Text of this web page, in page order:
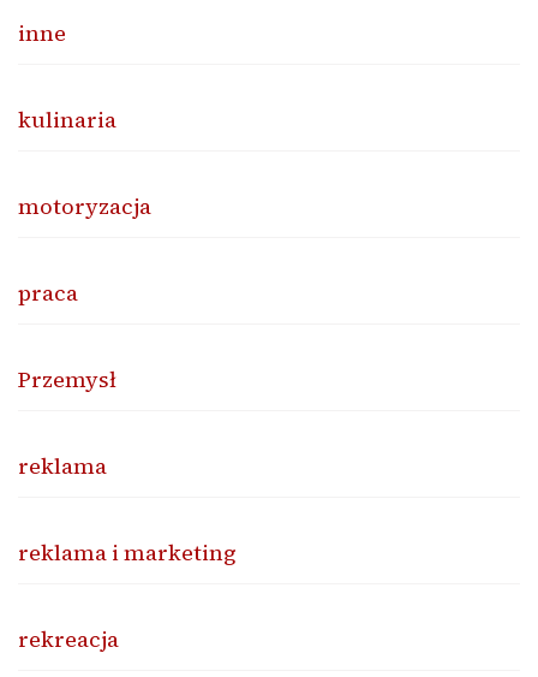
inne
kulinaria
motoryzacja
praca
Przemysł
reklama
reklama i marketing
rekreacja